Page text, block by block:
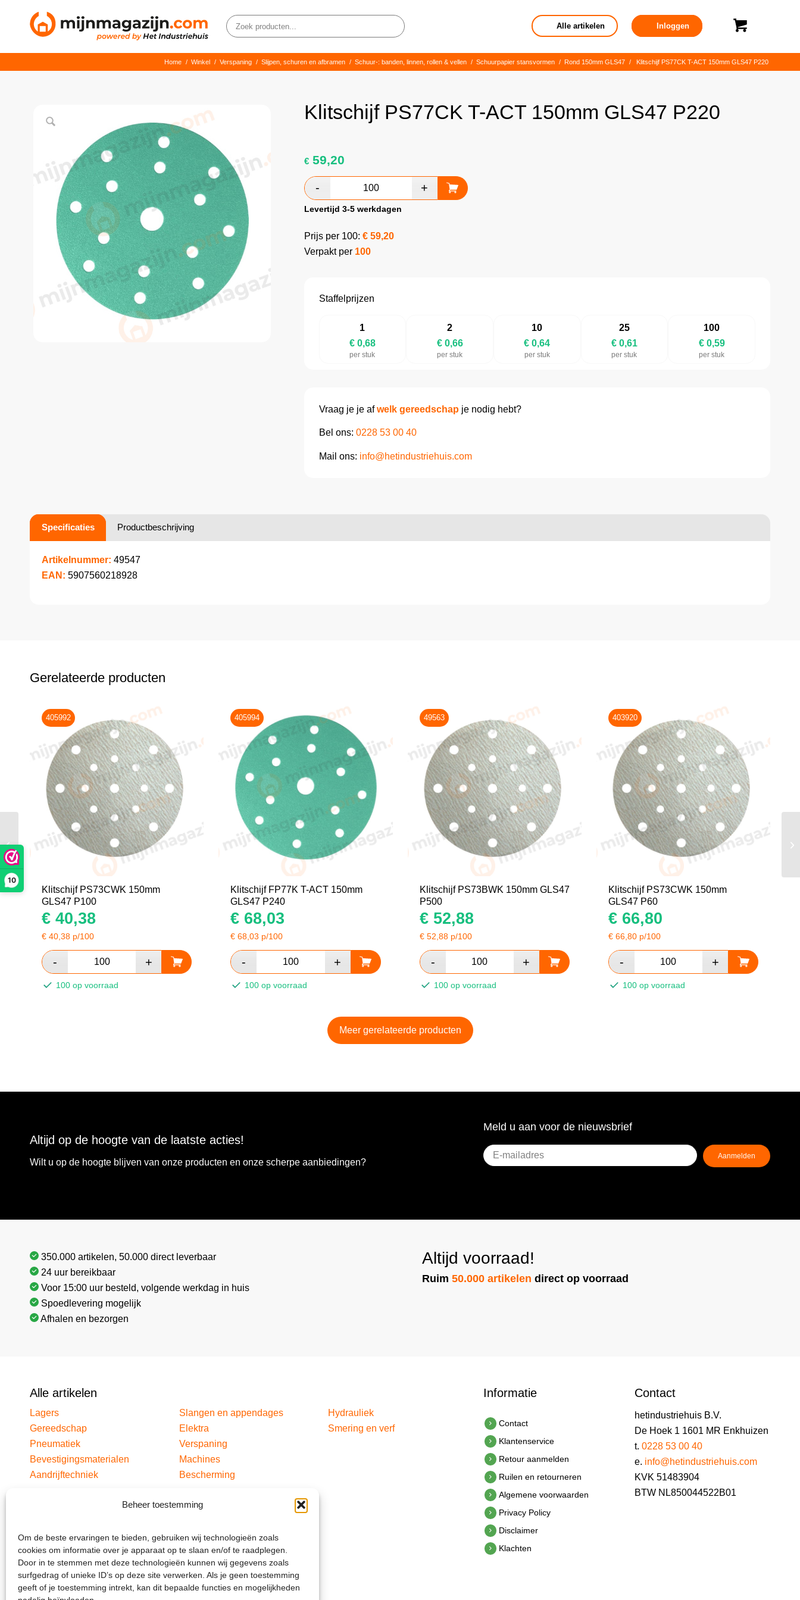
10
Beheer toestemming
Om de beste ervaringen te bieden, gebruiken wij technologieën zoals
cookies om informatie over je apparaat op te slaan en/of te raadplegen.
Door in te stemmen met deze technologieën kunnen wij gegevens zoals
surfgedrag of unieke ID’s op deze site verwerken. Als je geen toestemming
geeft of je toestemming intrekt, kan dit bepaalde functies en mogelijkheden
Alle artikelen Inloggen
Home / Winkel / Verspaning / Slijpen, schuren en afbramen / Schuur-: banden, linnen, rollen & vellen / Schuurpapier stansvormen / Rond 150mm GLS47 / Klitschijf PS77CK T-ACT 150mm GLS47 P220
Klitschijf PS77CK T-ACT 150mm GLS47 P220
€59,20
Levertijd 3-5 werkdagen
Prijs per 100: € 59,20
Verpakt per 100
Staffelprijzen
1
€ 0,68
per stuk
2
€ 0,66
per stuk
10
€ 0,64
per stuk
25
€ 0,61
per stuk
100
€ 0,59
per stuk
Vraag je je afwelk gereedschapje nodig hebt?
Bel ons: 0228 53 00 40
Mail ons: info@hetindustriehuis.com
Specificaties Productbeschrijving
Artikelnummer: 49547
EAN: 5907560218928
Gerelateerde producten
405992
Klitschijf PS73CWK 150mm
GLS47 P100
€ 40,38
€ 40,38 p/100
100 op voorraad
405994
Klitschijf FP77K T-ACT 150mm
GLS47 P240
€ 68,03
€68,03 p/100
100 op voorraad
49563
Klitschijf PS73BWK 150mm GLS47
P500
€52,88
€ 52,88p/100
100 op voorraad
403920
Klitschijf PS73CWK 150mm
GLS47 P60
€66,80
€ 66,80p/100
100 op voorraad
Meer gerelateerde producten
Altijd op de hoogte van de laatste acties!
Wilt u op de hoogte blijven van onze producten en onze scherpe aanbiedingen?
Meld u aan voor de nieuwsbrief
E-
mailadres(Vereist)
Aanmelden
350.000 artikelen, 50.000 direct leverbaar
24 uur bereikbaar
Voor 15:00 uur besteld, volgende werkdag in huis
Spoedlevering mogelijk
Afhalen en bezorgen
Altijd voorraad!
Ruim50.000 artikelen direct op voorraad
Alle artikelen
Lagers
Gereedschap
Pneumatiek
Bevestigingsmaterialen
Aandrijftechniek
Slangen en appendages
Elektra
Verspaning
Machines
Bescherming
Hydrauliek
Smering en verf
Informatie
Contact
Klantenservice
Retour aanmelden
Ruilen en retourneren
Algemene voorwaarden
Privacy Policy
Disclaimer
Klachten
Contact
hetindustriehuis B.V.
De Hoek 1 1601 MR Enkhuizen
t. 0228 53 00 40
e. info@hetindustriehuis.com
KVK 51483904
BTW NL850044522B01
Klitschijf PS73BWK
150mm GLS47 P180